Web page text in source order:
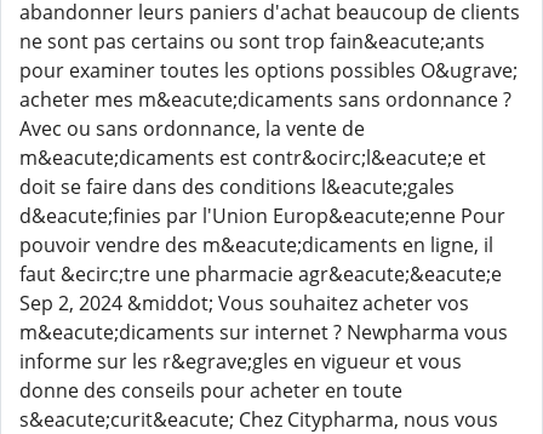
abandonner leurs paniers d'achat beaucoup de clients
ne sont pas certains ou sont trop fain&eacute;ants
pour examiner toutes les options possibles O&ugrave;
acheter mes m&eacute;dicaments sans ordonnance ?
Avec ou sans ordonnance, la vente de
m&eacute;dicaments est contr&ocirc;l&eacute;e et
doit se faire dans des conditions l&eacute;gales
d&eacute;finies par l'Union Europ&eacute;enne Pour
pouvoir vendre des m&eacute;dicaments en ligne, il
faut &ecirc;tre une pharmacie agr&eacute;&eacute;e
Sep 2, 2024 &middot; Vous souhaitez acheter vos
m&eacute;dicaments sur internet ? Newpharma vous
informe sur les r&egrave;gles en vigueur et vous
donne des conseils pour acheter en toute
s&eacute;curit&eacute; Chez Citypharma, nous vous